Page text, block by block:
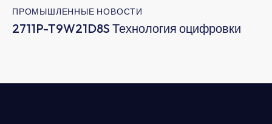
ПРОМЫШЛЕННЫЕ НОВОСТИ
2711P-T9W21D8S Технология оцифровки